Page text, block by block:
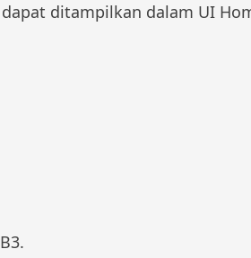
ditampilkan dalam UI